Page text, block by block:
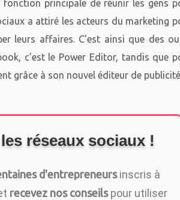
principale de réunir les gens
a attiré les acteurs du marketing
leurs affaires. C’est ainsi que des
c’est le Power Editor, tandis que
grâce à son nouvel éditeur de
réseaux sociaux !
d'entrepreneursinscris à
recevez nos conseilspour utiliser